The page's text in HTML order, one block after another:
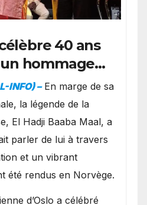
40 ans
hommage
à Oslo en
la famille
INFO) – ​En marge de sa
la légende de la
El Hadji Baaba Maal, a
parler de lui à travers
et un vibrant
été rendus en Norvège.
d’Oslo a célébré